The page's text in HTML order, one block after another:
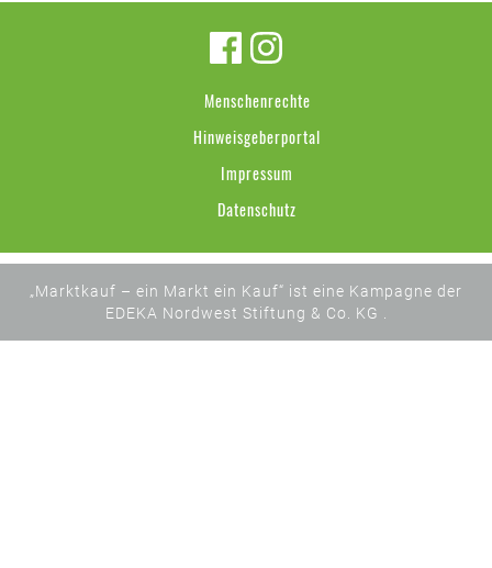
Menschenrechte
Hinweisgeberportal
Impressum
Datenschutz
„Marktkauf – ein Markt ein Kauf“ ist eine Kampagne der
EDEKA Nordwest Stiftung & Co. KG .